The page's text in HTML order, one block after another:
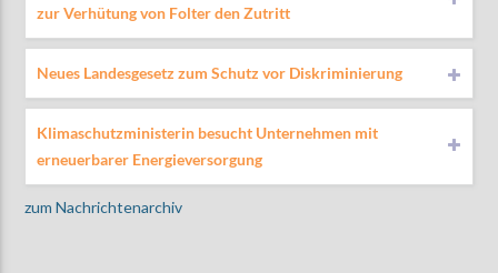
zur Verhütung von Folter den Zutritt
Neues Landesgesetz zum Schutz vor Diskriminierung
Klimaschutzministerin besucht Unternehmen mit
erneuerbarer Energieversorgung
zum Nachrichtenarchiv